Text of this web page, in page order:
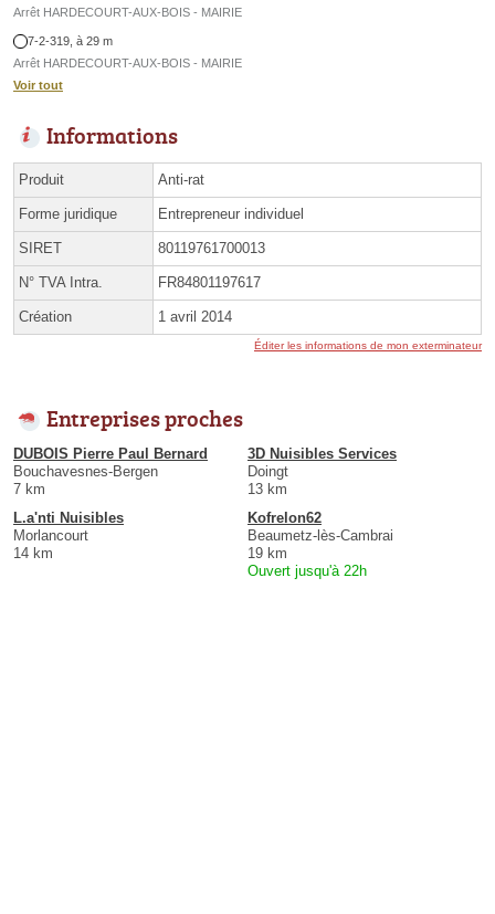
Arrêt HARDECOURT-AUX-BOIS - MAIRIE
7-2-319, à 29 m
Arrêt HARDECOURT-AUX-BOIS - MAIRIE
Voir tout
Informations
Produit Anti-rat
Forme juridique Entrepreneur individuel
SIRET 80119761700013
N° TVA Intra. FR84801197617
Création 1 avril 2014
Éditer les informations de mon exterminateur
Entreprises proches
DUBOIS Pierre Paul Bernard
Bouchavesnes-Bergen
7 km
3D Nuisibles Services
Doingt
13 km
L.a'nti Nuisibles
Morlancourt
14 km
Kofrelon62
Beaumetz-lès-Cambrai
19 km
Ouvert jusqu'à 22h